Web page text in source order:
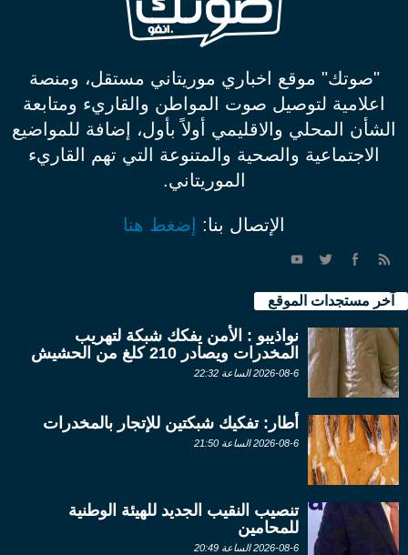
"صوتك" موقع اخباري موريتاني مستقل، ومنصة
اعلامية لتوصيل صوت المواطن والقاريء ومتابعة
الشأن المحلي والاقليمي أولاً بأول، إضافة للمواضيع
الاجتماعية والصحية والمتنوعة التي تهم القاريء
الموريتاني.
الإتصال بنا: إضغط هنا
آخر مستجدات الموقع
نواذيبو : الأمن يفكك شبكة لتهريب
المخدرات ويصادر 210 كلغ من الحشيش
2026-08-6 الساعة 22:32
أطار: تفكيك شبكتين للإتجار بالمخدرات
2026-08-6 الساعة 21:50
تنصيب النقيب الجديد للهيئة الوطنية
للمحامين
2026-08-6 الساعة 20:49